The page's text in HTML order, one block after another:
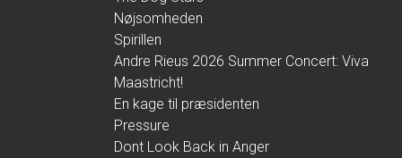
Nøjsomheden
Spirillen
Andre Rieus 2026 Summer Concert: Viva
Maastricht!
En kage til præsidenten
Pressure
Dont Look Back in Anger